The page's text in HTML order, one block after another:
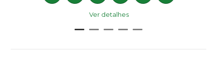
Ver detalhes